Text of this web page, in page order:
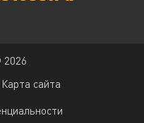
2026
Карта сайта